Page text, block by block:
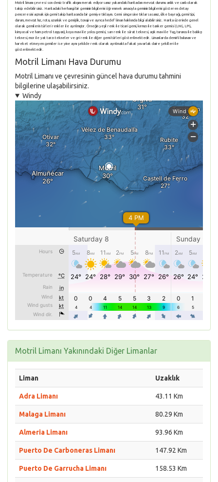
Motril limanı çevresi son deniz trafik akışını merak ediyorsanız yukarıdaki haritadan mevcut durumu anlık ve canlı olarak
takip edebilirsiniz. Haritadaki herhangi bir geminin bilgilerini öğrenmek amacıyla geminin bilgilerini gösteren detay
penceresini açmak için gemi takip haritasında bir gemiye tıklayın. Gemi simgesine tıklarsasanız, ülke bayrağı, gemi tipi,
durum, mevcut hız, rota, uzunluk ve genişlik, tonajı ve ayrıca hedef liman hakkında bilgi alabilirsiniz. Harita üzerinde genel
olarak gemilerin türleri renkler ile ayrılmıştır. Örneğin yeşil renk ile ticari gemi, kırmızı ile tanker gemisi (LNG, LPG,
kimyasal ve ham petrol taşıyan), koyu mavi ile yolcu gemisi, sarı renk ile sürat teknesi, açık mavi ile Tug, turuncu ile balıkçı
teknesi, mor ile yat tarzı tekneler ve gri renk ile diğer gemi türleri gösterilmektedir. Limanlarda demirli bulunan ve
hareket etmeyen gemiler ise yine aynı şekilde renk olarak ayrılmakta fakat yuvarlak daire şekilleri ile
gösterilmektedir.
Motril Limanı Hava Durumu
Motril Limanı ve çevresinin güncel hava durumu tahmini
bilgilerine ulaşabilirsiniz.
Windy
Motril Limanı Yakınındaki Diğer Limanlar
Liman Uzaklık
Adra Limanı 43.11 Km
Malaga Limanı 80.29 Km
Almeria Limanı 93.96 Km
Puerto De Carboneras Limanı 147.92 Km
Puerto De Garrucha Limanı 158.53 Km